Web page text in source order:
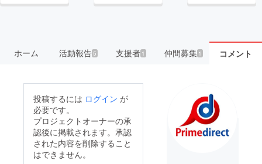
ホーム 活動報告5 支援者 1 仲間募集 1 コメント
投稿するには ログイン が
必要です。
プロジェクトオーナーの承
認後に掲載されます。承認
された内容を削除すること
はできません。